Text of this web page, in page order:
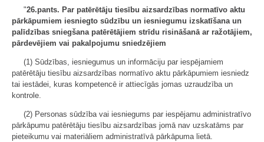
"26.pants. Par patērētāju tiesību aizsardzības normatīvo aktu
pārkāpumiem iesniegto sūdzību un iesniegumu izskatīšana un
palīdzības sniegšana patērētājiem strīdu risināšanā ar ražotājiem,
pārdevējiem vai pakalpojumu sniedzējiem
(1) Sūdzības, iesniegumus un informāciju par iespējamiem
patērētāju tiesību aizsardzības normatīvo aktu pārkāpumiem iesniedz
tai iestādei, kuras kompetencē ir attiecīgās jomas uzraudzība un
kontrole.
(2) Personas sūdzība vai iesniegums par iespējamu administratīvo
pārkāpumu patērētāju tiesību aizsardzības jomā nav uzskatāms par
pieteikumu vai materiāliem administratīvā pārkāpuma lietā.